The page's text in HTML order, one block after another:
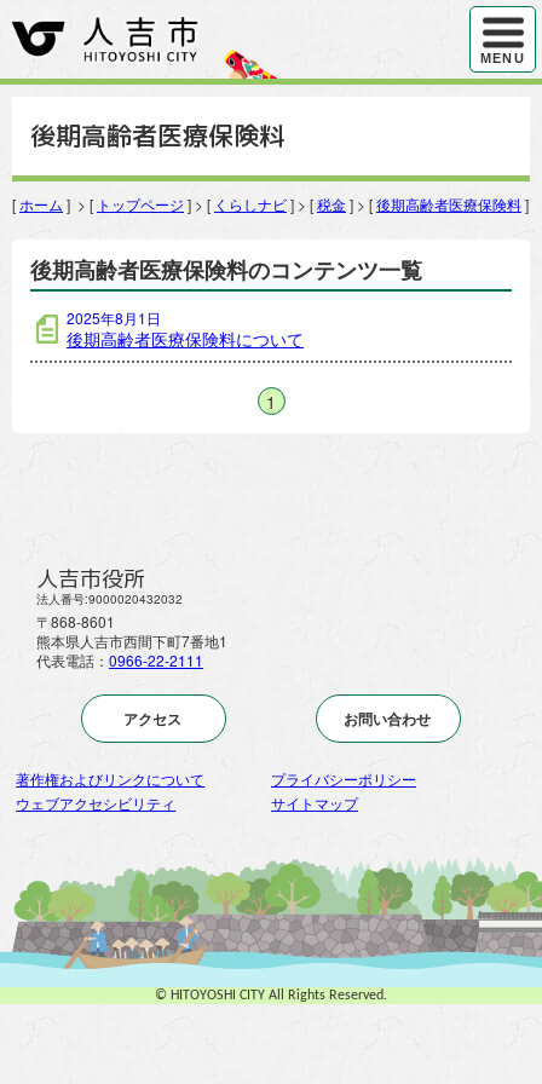
ハンバ
MENU
後期高齢者医療保険料
[ ホーム ] > [ トップページ ] > [ くらしナビ] > [税金] > [後期高齢者医療保険料]
後期高齢者医療保険料のコンテンツ一覧
2025年8月1日
後期高齢者医療保険料について
1
人吉市役所
法人番号:9000020432032
〒868-8601
熊本県人吉市西間下町7番地1
代表電話： 0966-22-2111
アクセス お問い合わせ
著作権およびリンクについて
プライバシーポリシー
ウェブアクセシビリティ
サイトマップ
© HITOYOSHI CITY All Rights Reserved.